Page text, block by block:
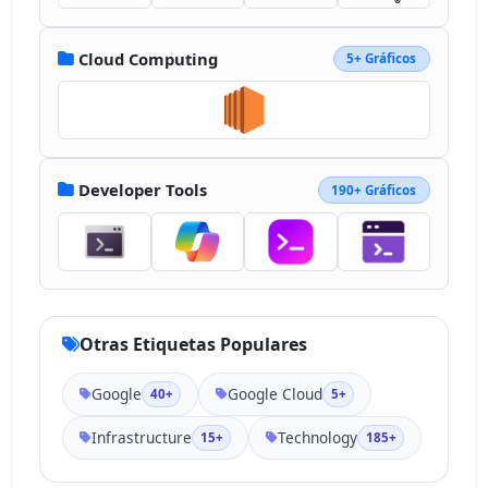
d="M28.076 90.354h21.716V72.972H28.076c-
1.547 0-3.077-.332-4.485-.977l-3.052.943-
8.752 8.694-.763 3.051a28.1 28.1 0 0 0
17.052 5.671"></path><path fill="#FBBC05"
d="M28.076 33.96A28.24 28.24 0 0 0 1.48
53.187a28.245 28.245 0 0 0 9.548
14.365-5.424a10.9 10.9 0 0 1 5.424
5.424L50.585 45.03a28.23 28.23 0 0 0-22.51-
11.07"></path></g><defs><clipPath id="a">
<path fill="#fff" d="M0 10h100v80.476H0z">
Cloud Computing 5+ Gráficos
Developer Tools 190+ Gráficos
Otras Etiquetas Populares
Google 40+ Google Cloud 5+
Infrastructure 15+ Technology 185+